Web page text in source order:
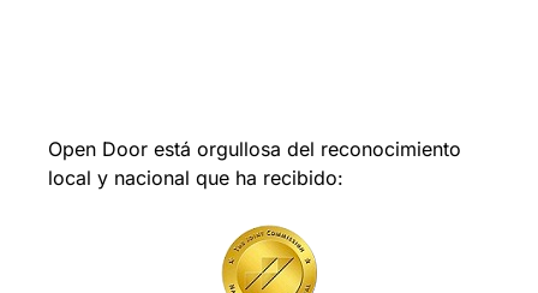
Open Door está orgullosa del reconocimiento
local y nacional que ha recibido: